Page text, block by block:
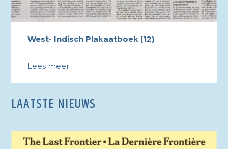
West- Indisch Plakaatboek (12)
Lees meer
LAATSTE NIEUWS